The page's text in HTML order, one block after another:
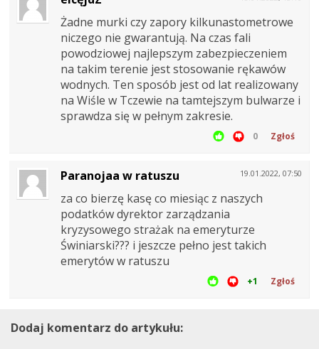
Żadne murki czy zapory kilkunastometrowe
niczego nie gwarantują. Na czas fali
powodziowej najlepszym zabezpieczeniem
na takim terenie jest stosowanie rękawów
wodnych. Ten sposób jest od lat realizowany
na Wiśle w Tczewie na tamtejszym bulwarze i
sprawdza się w pełnym zakresie.
0 Zgłoś
19.01.2022, 07:50
Paranojaa w ratuszu
za co bierzę kasę co miesiąc z naszych
podatków dyrektor zarządzania
kryzysowego strażak na emeryturze
Świniarski??? i jeszcze pełno jest takich
emerytów w ratuszu
+1 Zgłoś
Dodaj komentarz do artykułu: